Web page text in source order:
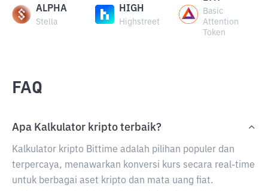
ALPHA
Stella
HIGH
Highstreet
Basic
Attention
Token
FAQ
Apa Kalkulator kripto terbaik?
Kalkulator kripto Bittime adalah pilihan populer dan
terpercaya, menawarkan konversi kurs secara real-time
untuk berbagai aset kripto dan mata uang fiat.